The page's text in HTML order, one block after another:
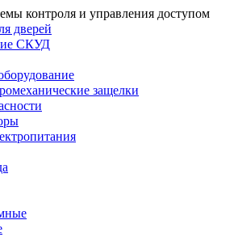
контроля и управления доступом
дверей
СКУД
защелки